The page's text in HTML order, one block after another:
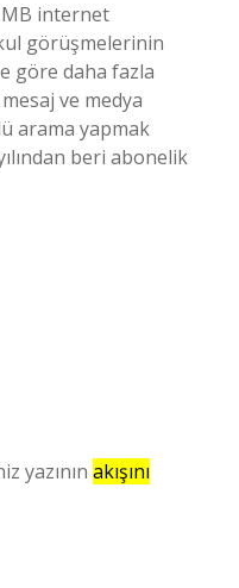
internet
görüşmelerinin
göre daha fazla
ve medya
arama yapmak
beri abonelik
yazının akışını